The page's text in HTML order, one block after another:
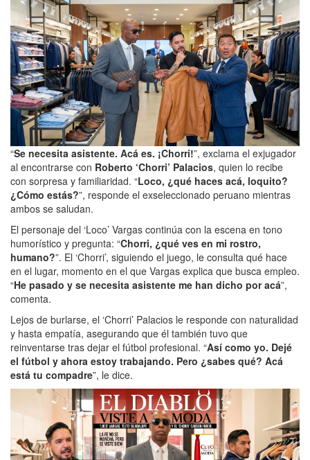
“Se necesita asistente. Acá es. ¡Chorri!”, exclama el exjugador
al encontrarse con Roberto ‘Chorri’ Palacios, quien lo recibe
con sorpresa y familiaridad. “Loco, ¿qué haces acá, loquito?
¿Cómo estás?”, responde el exseleccionado peruano mientras
ambos se saludan.
El personaje del ‘Loco’ Vargas continúa con la escena en tono
humorístico y pregunta: “Chorri, ¿qué ves en mi rostro,
humano?”. El ‘Chorri’, siguiendo el juego, le consulta qué hace
en el lugar, momento en el que Vargas explica que busca empleo.
“He pasado y se necesita asistente me han dicho por acá”,
comenta.
Lejos de burlarse, el ‘Chorri’ Palacios le responde con naturalidad
y hasta empatía, asegurando que él también tuvo que
reinventarse tras dejar el fútbol profesional. “Así como yo. Dejé
el fútbol y ahora estoy trabajando. Pero ¿sabes qué? Acá
está tu compadre”, le dice.